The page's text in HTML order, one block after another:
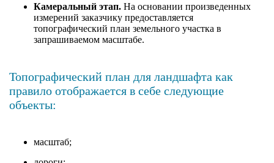
Камеральный этап. На основании произведенных
измерений заказчику предоставляется
топографический план земельного участка в
запрашиваемом масштабе.
Топографический план для ландшафта как
правило отображается в себе следующие
объекты:
масштаб;